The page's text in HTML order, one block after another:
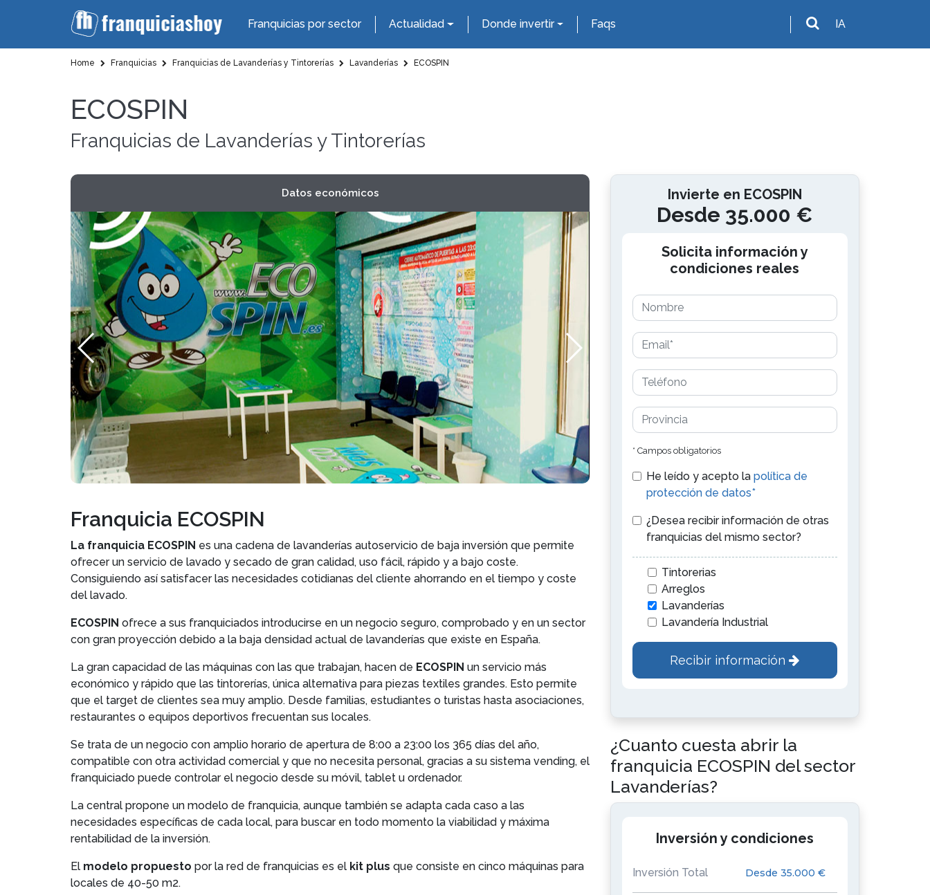
Franquicias por sector Actualidad Donde invertir Faqs IA
Home Franquicias Franquicias de Lavanderías y Tintorerías Lavanderías ECOSPIN
ECOSPIN
Franquicias de Lavanderías y Tintorerías
Datos económicos
Franquicia ECOSPIN
La franquicia ECOSPIN es una cadena de lavanderías autoservicio de baja inversión que permite
ofrecer un servicio de lavado y secado de gran calidad, uso fácil, rápido y a bajo coste.
Consiguiendo así satisfacer las necesidades cotidianas del cliente ahorrando en el tiempo y coste
del lavado.
ECOSPIN ofrece a sus franquiciados introducirse en un negocio seguro, comprobado y en un sector
con gran proyección debido a la baja densidad actual de lavanderías que existe en España.
La gran capacidad de las máquinas con las que trabajan, hacen de ECOSPIN un servicio más
económico y rápido que las tintorerías, única alternativa para piezas textiles grandes. Esto permite
que el target de clientes sea muy amplio. Desde familias, estudiantes o turistas hasta asociaciones,
restaurantes o equipos deportivos frecuentan sus locales.
Se trata de un negocio con amplio horario de apertura de 8:00 a 23:00 los 365 días del año,
compatible con otra actividad comercial y que no necesita personal, gracias a su sistema vending, el
franquiciado puede controlar el negocio desde su móvil, tablet u ordenador.
La central propone un modelo de franquicia, aunque también se adapta cada caso a las
necesidades específicas de cada local, para buscar en todo momento la viabilidad y máxima
rentabilidad de la inversión.
El modelo propuesto por la red de franquicias es el kit plus que consiste en cinco máquinas para
locales de 40-50 m2.
Invierte en ECOSPIN
Desde 35.000 €
Solicita información y
condiciones reales
* Campos obligatorios
He leído y acepto la política de
protección de datos*
¿Desea recibir información de otras
franquicias del mismo sector?
Tintorerias
Arreglos
Lavanderías
Lavandería Industrial
Recibir información
¿Cuanto cuesta abrir la
franquicia ECOSPIN del sector
Lavanderías?
Inversión y condiciones
Inversión Total Desde 35.000 €